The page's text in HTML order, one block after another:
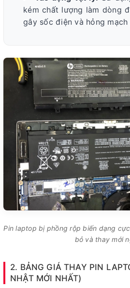
kém chất lượng làm dòng
gây sốc điện và hỏng mạch
Pin laptop bị phồng rộp biến dạng
bỏ và thay mới
2. BẢNG GIÁ THAY PIN
NHẬT MỚI NHẤT)